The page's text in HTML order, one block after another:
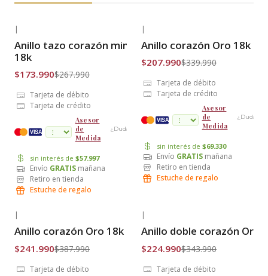
Envío Gratis
|
Anillo tazo corazón mini Oro
18k
$173.990$267.990
Tarjeta de débito
Tarjeta de crédito
VISA
Asesor
de
Medida
¿Dudas?
sin interés de $57.997
Envío GRATIS mañana
Retiro en tienda
Estuche de regalo
Envío Gratis
|
Anillo corazón Oro 18k
$207.990$339.990
Tarjeta de débito
Tarjeta de crédito
VISA
Asesor
de
Medida
¿Dudas?
sin interés de $69.330
Envío GRATIS mañana
Retiro en tienda
Estuche de regalo
Envío Gratis
|
Anillo corazón Oro 18k
$241.990$387.990
Tarjeta de débito
Envío Gratis
|
Anillo doble corazón Oro
$224.990$343.990
Tarjeta de débito